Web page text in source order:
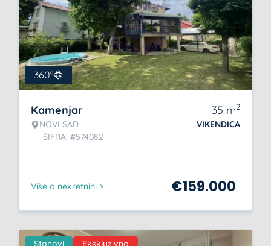
360°
Kamenjar
NOVI SAD
ŠIFRA: #574082
35 m2
VIKENDICA
Više o nekretnini > €159.000
Stanovi Ekskluzivno